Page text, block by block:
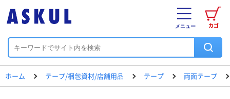
カゴ
メニュー
ホーム テープ/梱包資材/店舗用品 テープ 両面テープ